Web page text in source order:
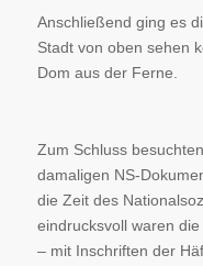
Anschließend ging es
Stadt von oben sehen
Dom aus der Ferne.
Zum Schluss
damaligen NS-
die Zeit des
eindrucksvoll waren
– mit Inschriften der